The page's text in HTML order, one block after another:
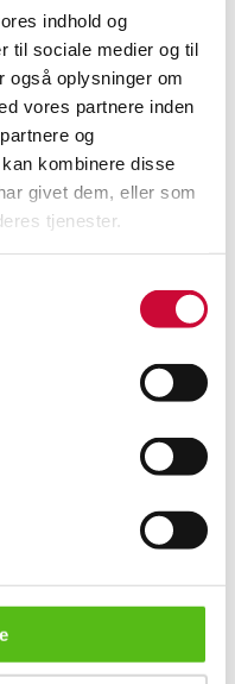
indhold og
til sociale medier og til
også oplysninger om
vores partnere inden
og
kombinere disse
givet dem, eller som
tjenester.
blomster. Royal Copenhagen
med hanke 9,5 cm.